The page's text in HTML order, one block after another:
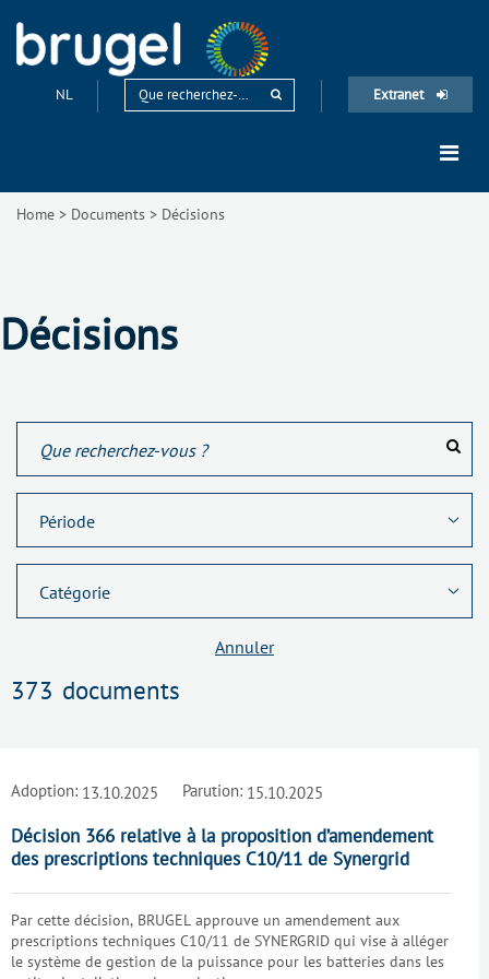
NL Extranet
Home > Documents > Décisions
Décisions
Annuler
373 documents
Adoption: 13.10.2025 Parution: 15.10.2025
Décision 366 relative à la proposition d’amendement
des prescriptions techniques C10/11 de Synergrid
Par cette décision, BRUGEL approuve un amendement aux
prescriptions techniques C10/11 de SYNERGRID qui vise à alléger
le système de gestion de la puissance pour les batteries dans les